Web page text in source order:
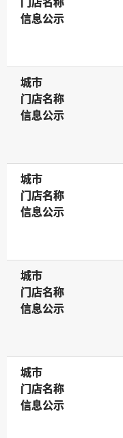
信息公示
信息公示
城市
城市
门店名称
门店名称
信息公示
信息公示
城市
城市
门店名称
门店名称
信息公示
信息公示
城市
城市
门店名称
门店名称
信息公示
信息公示
城市
城市
门店名称
门店名称
信息公示
信息公示